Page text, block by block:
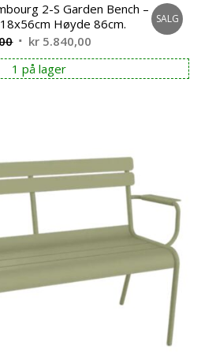
2-S Garden Bench –
Høyde 86cm.
Opprinnelig
pris
var:
kr 5.840,00
pris
er:
SALG
1 på lager